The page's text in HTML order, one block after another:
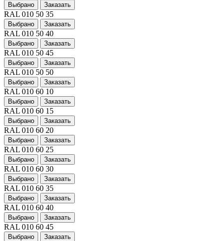
Выбрано Заказать
RAL 010 50 35
Выбрано Заказать
RAL 010 50 40
Выбрано Заказать
RAL 010 50 45
Выбрано Заказать
RAL 010 50 50
Выбрано Заказать
RAL 010 60 10
Выбрано Заказать
RAL 010 60 15
Выбрано Заказать
RAL 010 60 20
Выбрано Заказать
RAL 010 60 25
Выбрано Заказать
RAL 010 60 30
Выбрано Заказать
RAL 010 60 35
Выбрано Заказать
RAL 010 60 40
Выбрано Заказать
RAL 010 60 45
Выбрано Заказать